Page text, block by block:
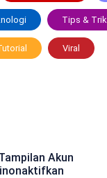
Tips & Trik
Viral
Akun